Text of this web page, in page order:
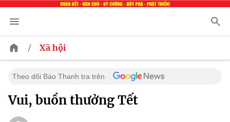
/ Xã hội
Theo dõi Báo Thanh tra trên
Vui, buồn thưởng Tết